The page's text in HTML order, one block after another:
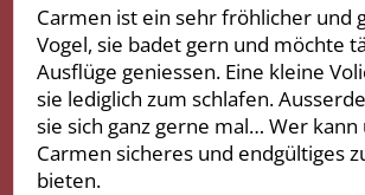
Carmen ist ein sehr fröhlicher und
Vogel, sie badet gern und möchte
Ausflüge geniessen. Eine kleine
sie lediglich zum schlafen.
sie sich ganz gerne mal… Wer
Carmen sicheres und endgültiges
bieten.